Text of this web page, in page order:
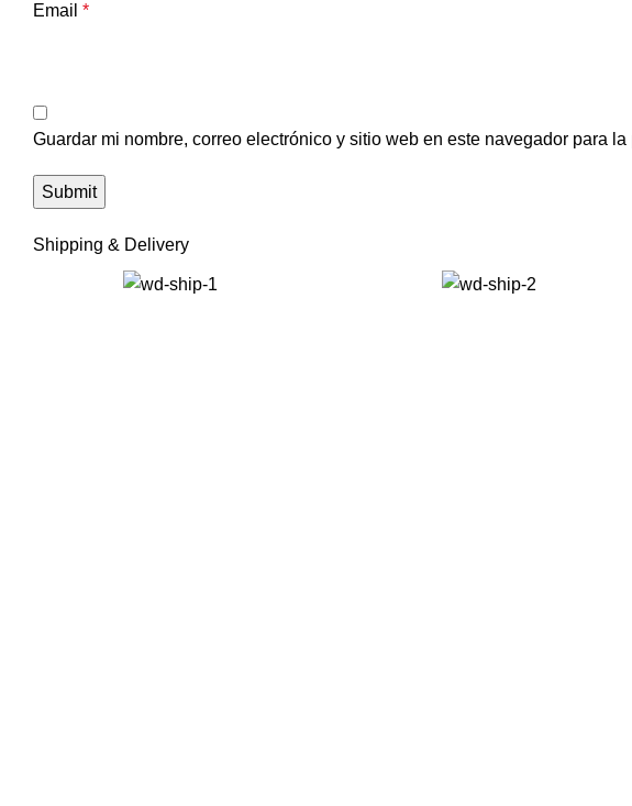
Email *
Guardar mi nombre, correo electrónico y sitio web en este navegador para
Shipping & Delivery